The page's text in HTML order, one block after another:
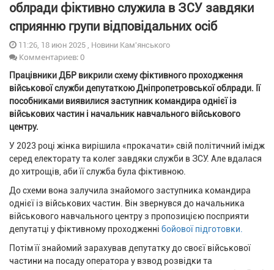
облради фіктивно служила в ЗСУ завдяки
сприянню групи відповідальних осіб
11:26, 18 июн 2025 , Новини Кам'янського
Комментариев: 0
Працівники ДБР викрили схему фіктивного проходження
військової служби депутаткою Дніпропетровської облради. Ії
пособниками виявилися заступник командира однієї із
військових частин і начальник навчального військового
центру.
У 2023 році жінка вирішила «прокачати» свій політичний імідж
серед електорату та колег завдяки служби в ЗСУ. Але вдалася
до хитрощів, аби її служба була фіктивною.
До схеми вона залучила знайомого заступника командира
однієї із військових частин. Він звернувся до начальника
військового навчального центру з пропозицією посприяти
депутатці у фіктивному проходженні бойової підготовки.
Потім її знайомий зарахував депутатку до своєї військової
частини на посаду оператора у взвод розвідки та